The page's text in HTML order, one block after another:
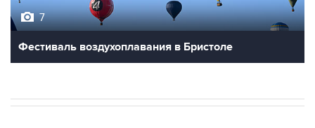
7
Фестиваль воздухоплавания в Бристоле